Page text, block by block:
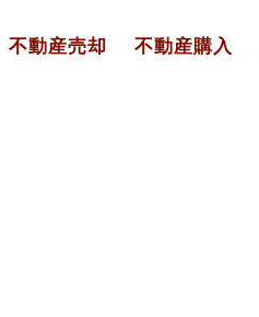
不動産売却 不動産購入